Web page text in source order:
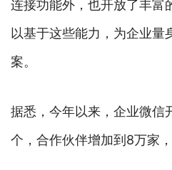
连接功能外，也开放了丰富
以基于这些能力，为企业量
案。
据悉，今年以来，企业微信
个，合作伙伴增加到8万家